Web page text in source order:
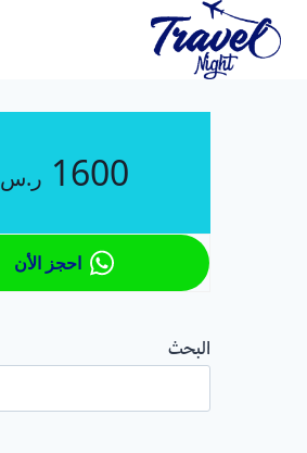
التجاوز
1600 ر.س
احجز الأن
البحث